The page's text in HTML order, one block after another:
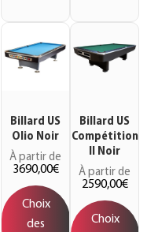
Billard US
Olio Noir
À partir de
3690,00€
Choix
des
Billard US
Compétition
II Noir
À partir de
2590,00€
Choix